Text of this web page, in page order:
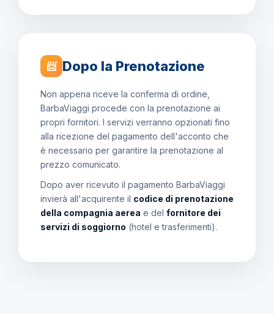
📨 Dopo la Prenotazione
Non appena riceve la conferma di ordine,
BarbaViaggi procede con la prenotazione ai
propri fornitori. I servizi verranno opzionati fino
alla ricezione del pagamento dell'acconto che
è necessario per garantire la prenotazione al
prezzo comunicato.
Dopo aver ricevuto il pagamento BarbaViaggi
invierà all'acquirente il codice di prenotazione
della compagnia aerea e del fornitore dei
servizi di soggiorno (hotel e trasferimenti).